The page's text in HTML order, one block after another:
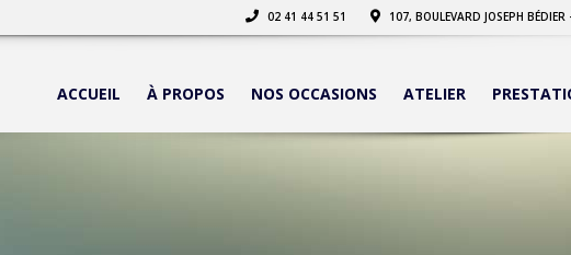
02 41 44 51 51 107, BOULEVARD JOSEPH
ACCUEIL À PROPOS NOS OCCASIONS ATELIER